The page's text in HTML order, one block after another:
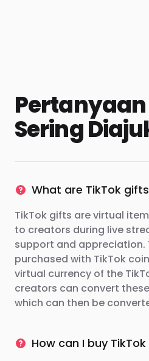
Sering
What are TikTok
TikTok gifts are virtual
to creators during live
support and appreciation.
purchased with TikTok
virtual currency of the
creators can convert
which can then be
How can I buy